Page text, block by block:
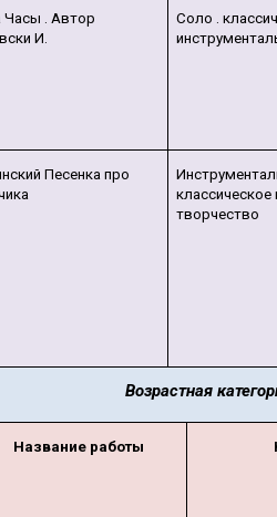
Часы . Автор
И.
Соло .
Песенка про
творчество
Возрастная
Название работы